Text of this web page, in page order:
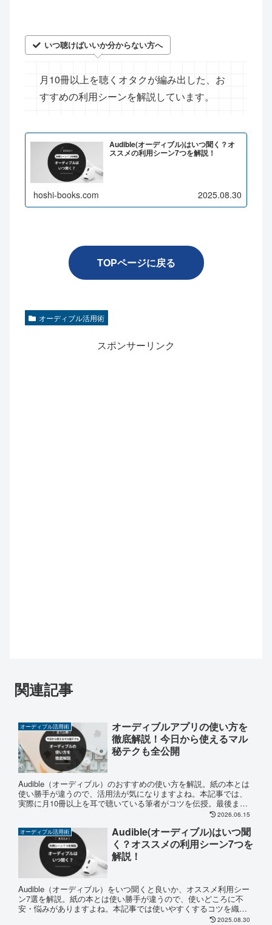
いつ聴けばいいか分からない方へ
月10冊以上を聴くオタクが編み出した、お
すすめの利用シーンを解説しています。
Audible(オーディブル)はいつ聞く？オ
ススメの利用シーン7つを解説！
hoshi-books.com 2025.08.30
TOPページに戻る
オーディブル活用術
スポンサーリンク
関連記事
オーディブル活用術
オーディブルアプリの使い方を
徹底解説！今日から使えるマル
秘テクも全公開
Audible（オーディブル）のおすすめの使い方を解説。紙の本とは
使い勝手が違うので、活用法が気になりますよね。本記事では、
実際に月10冊以上を耳で聴いている筆者がコツを伝授。最後まで
読めばインプット量が増えて快適に使えるので、お見逃しなく。
2026.06.15
オーディブル活用術
Audible(オーディブル)はいつ聞
く？オススメの利用シーン7つを
解説！
Audible（オーディブル）をいつ聞くと良いか、オススメ利用シー
ン7選を解説。紙の本とは使い勝手が違うので、使いどころに不
安・悩みがありますよね。本記事では使いやすくするコツを織り
交ぜ、具体的なシーンを解説。最後まで読めば、効果的にインプ
2025.08.30